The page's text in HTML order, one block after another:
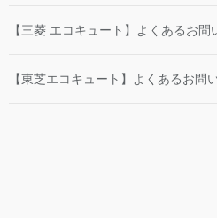
【三菱 エコキュート】よくあるお問
【東芝エコキュート】よくあるお問